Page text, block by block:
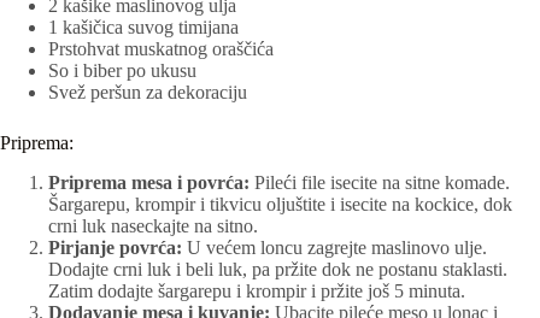
2 kašike maslinovog ulja
1 kašičica suvog timijana
Prstohvat muskatnog oraščića
So i biber po ukusu
Svež peršun za dekoraciju
Priprema:
Priprema mesa i povrća: Pileći file isecite na sitne komade.
Šargarepu, krompir i tikvicu oljuštite i isecite na kockice, dok
crni luk naseckajte na sitno.
Pirjanje povrća: U većem loncu zagrejte maslinovo ulje.
Dodajte crni luk i beli luk, pa pržite dok ne postanu staklasti.
Zatim dodajte šargarepu i krompir i pržite još 5 minuta.
Dodavanje mesa i kuvanje: Ubacite pileće meso u lonac i